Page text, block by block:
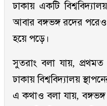
ঢাকায় একটি
আবার বঙ্গভঙ্গ রদের পরেও
হয়ে পড়ে।
সুতরাং বলা যায়,
ঢাকায় বিশ্ববিদ্যালয়
এ কথাও বলা যায়,